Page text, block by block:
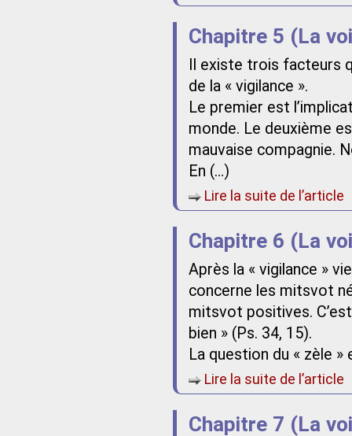
Chapitre 5 (La
Il existe trois facteurs
de la « vigilance ».
Le premier est
monde. Le deuxième
mauvaise compagnie.
En (…)
Lire la suite de l’article
Chapitre 6 (La
Après la « vigilance »
concerne les mitsvot
mitsvot positives.
bien » (Ps. 34, 15).
La question du « zèle »
Lire la suite de l’article
Chapitre 7 (La